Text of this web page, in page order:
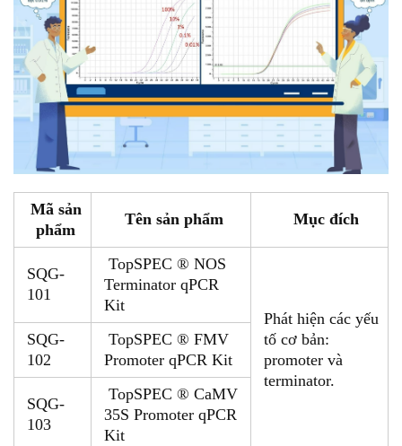
Mã sản
phẩm
Tên sản phẩm Mục đích
SQG-
101
TopSPEC ® NOS
Terminator qPCR
Kit
Phát hiện các yếu
tố cơ bản:
promoter và
terminator.
SQG-
102
TopSPEC ® FMV
Promoter qPCR Kit
SQG-
103
TopSPEC ® CaMV
35S Promoter qPCR
Kit